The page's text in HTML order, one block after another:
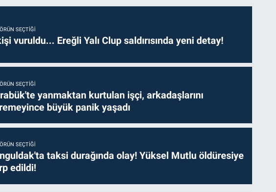
SEÇTIĞI
vuruldu... Ereğli Yalı Clup saldırısında yeni detay!
SEÇTIĞI
yanmaktan kurtulan işçi, arkadaşlarını
büyük panik yaşadı
SEÇTIĞI
taksi durağında olay! Yüksel Mutlu öldüresiye
edildi!